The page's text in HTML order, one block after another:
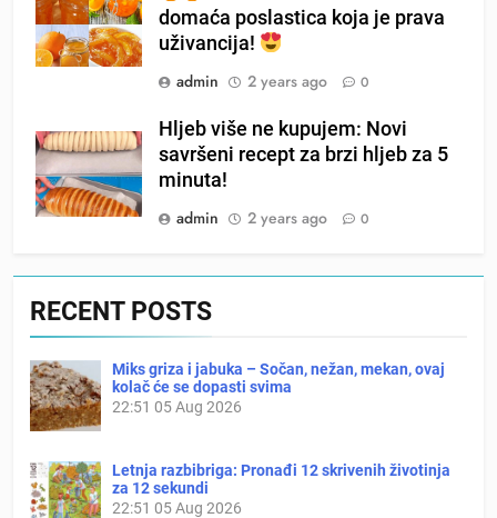
domaća poslastica koja je prava
uživancija!
admin
2 years ago 0
Hljeb više ne kupujem: Novi
savršeni recept za brzi hljeb za 5
minuta!
admin
2 years ago 0
RECENT POSTS
Miks griza i jabuka – Sočan, nežan, mekan, ovaj
kolač će se dopasti svima
22:51 05 Aug 2026
Letnja razbibriga: Pronađi 12 skrivenih životinja
za 12 sekundi
22:51 05 Aug 2026